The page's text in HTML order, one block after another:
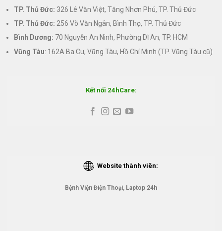
TP. Thủ Đức: 326 Lê Văn Việt, Tăng Nhơn Phú, TP. Thủ Đức
TP. Thủ Đức: 256 Võ Văn Ngân, Bình Thọ, TP. Thủ Đức
Bình Dương: 70 Nguyễn An Ninh, Phường Dĩ An, TP. HCM
Vũng Tàu: 162A Ba Cu, Vũng Tàu, Hồ Chí Minh (TP. Vũng Tàu cũ)
Kết nối 24hCare:
Website thành viên:
Bệnh Viện Điện Thoại, Laptop 24h